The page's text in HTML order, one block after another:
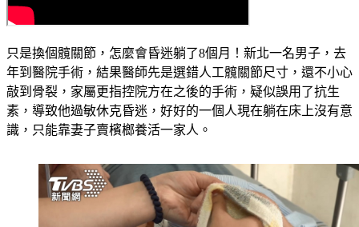
只是換個髖關節，怎麼會昏迷躺了8個月！新北一名男子，去
年到醫院手術，結果醫師先是選錯人工髖關節尺寸，還不小心
敲到骨裂，家屬更指控院方在之後的手術，疑似誤用了抗生
素，導致他過敏休克昏迷，好好的一個人現在躺在床上沒有意
識，只能靠妻子賣檳榔養活一家人。